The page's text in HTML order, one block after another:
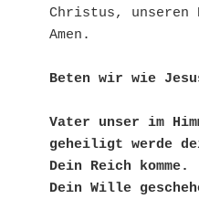
Christus, unseren
Amen.
Beten wir wie
Vater unser im
geheiligt werde
Dein Reich komme.
Dein Wille